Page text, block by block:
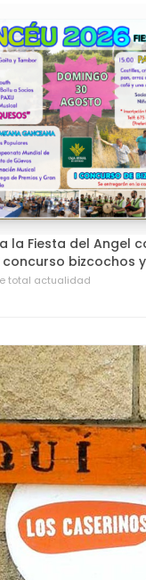
la Fiesta del Angel
bizcochos
total actualidad